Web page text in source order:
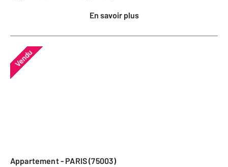
En savoir plus
Vendu
Appartement - PARIS (75003)